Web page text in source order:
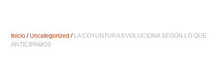
Inicio / Uncategorized / LA COYUNTURA EVOLUCIONA SEGÚN LO QUE
ANTICIPAMOS